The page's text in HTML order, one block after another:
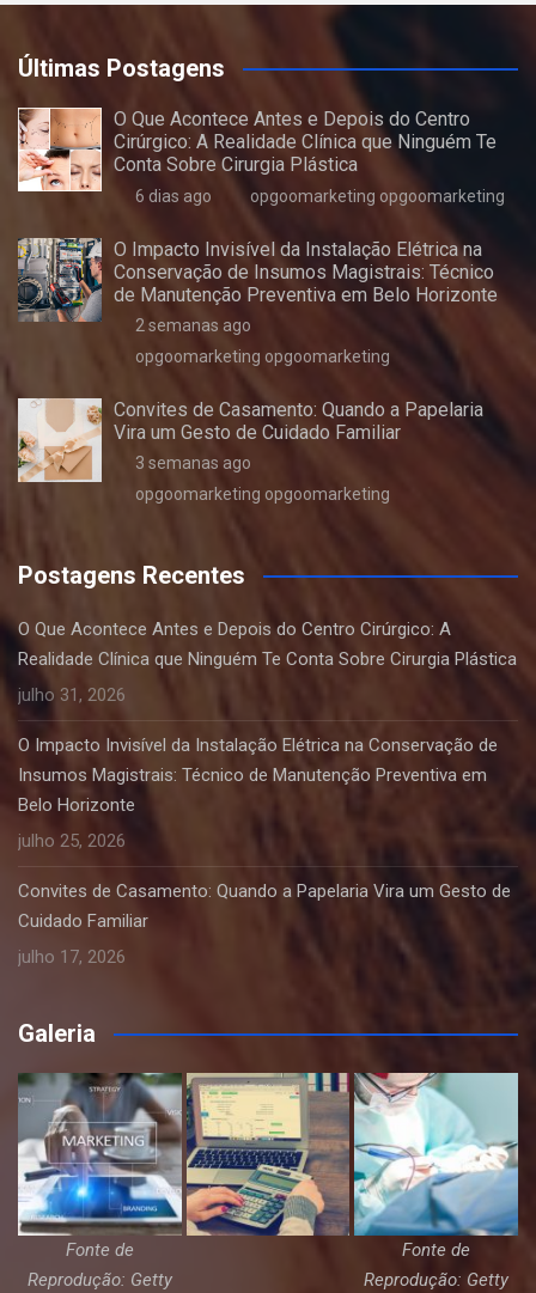
Últimas Postagens
O Que Acontece Antes e Depois do Centro
Cirúrgico: A Realidade Clínica que Ninguém Te
Conta Sobre Cirurgia Plástica
6 dias ago opgoomarketing opgoomarketing
O Impacto Invisível da Instalação Elétrica na
Conservação de Insumos Magistrais: Técnico
de Manutenção Preventiva em Belo Horizonte
2 semanas ago
opgoomarketing opgoomarketing
Convites de Casamento: Quando a Papelaria
Vira um Gesto de Cuidado Familiar
3 semanas ago
opgoomarketing opgoomarketing
Postagens Recentes
O Que Acontece Antes e Depois do Centro Cirúrgico: A
Realidade Clínica que Ninguém Te Conta Sobre Cirurgia Plástica
julho 31, 2026
O Impacto Invisível da Instalação Elétrica na Conservação de
Insumos Magistrais: Técnico de Manutenção Preventiva em
Belo Horizonte
julho 25, 2026
Convites de Casamento: Quando a Papelaria Vira um Gesto de
Cuidado Familiar
julho 17, 2026
Galeria
Fonte de
Reprodução: Getty
Fonte de
Reprodução: Getty